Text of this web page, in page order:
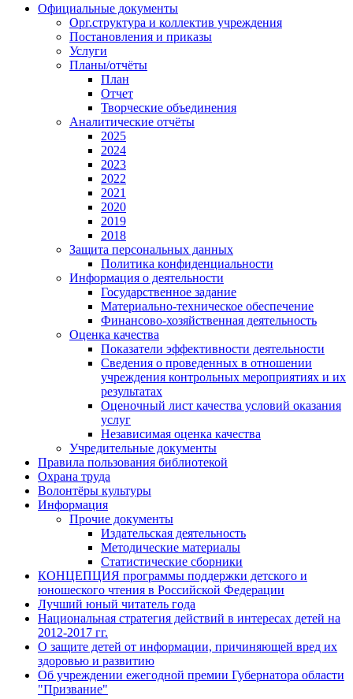
Официальные документы
Орг.структура и коллектив учреждения
Постановления и приказы
Услуги
Планы/отчёты
План
Отчет
Творческие объединения
Аналитические отчёты
2025
2024
2023
2022
2021
2020
2019
2018
Защита персональных данных
Политика конфиденциальности
Информация о деятельности
Государственное задание
Материально-техническое обеспечение
Финансово-хозяйственная деятельность
Оценка качества
Показатели эффективности деятельности
Сведения о проведенных в отношении
учреждения контрольных мероприятиях и их
результатах
Оценочный лист качества условий оказания
услуг
Независимая оценка качества
Учредительные документы
Правила пользования библиотекой
Охрана труда
Волонтёры культуры
Информация
Прочие документы
Издательская деятельность
Методические материалы
Статистические сборники
КОНЦЕПЦИЯ программы поддержки детского и
юношеского чтения в Российской Федерации
Лучший юный читатель года
Национальная стратегия действий в интересах детей на
2012-2017 гг.
О защите детей от информации, причиняющей вред их
здоровью и развитию
Об учреждении ежегодной премии Губернатора области
"Призвание"